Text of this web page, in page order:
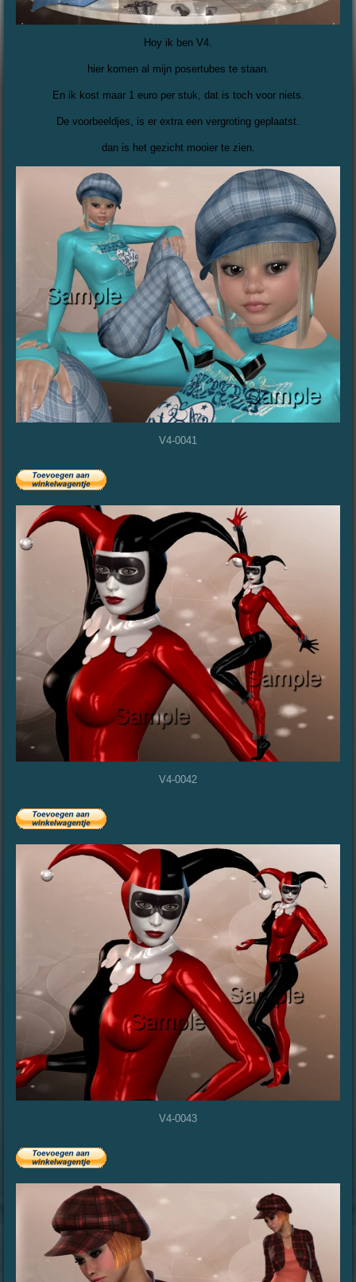
Hoy ik ben V4.
hier komen al mijn posertubes te staan.
En ik kost maar 1 euro per stuk, dat is toch voor niets.
De voorbeeldjes, is er extra een vergroting geplaatst.
dan is het gezicht mooier te zien.
V4-0041
V4-0042
V4-0043